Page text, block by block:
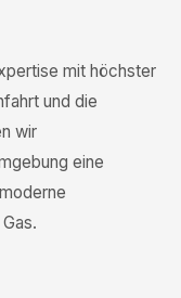
mit höchster
und die
wir
eine